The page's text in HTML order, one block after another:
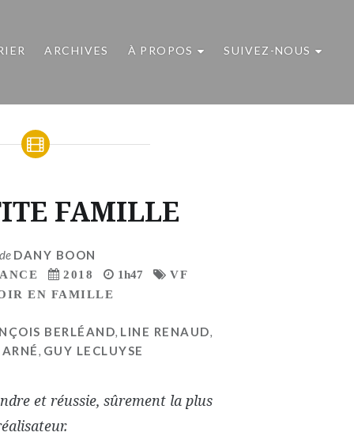
ARCHIVES À PROPOS SUIVEZ-NOUS
FAMILLE
DANY BOON
2018 1h47
VF
EN FAMILLE
BERLÉAND LINE RENAUD
GUY LECLUYSE
et réussie, sûrement la plus